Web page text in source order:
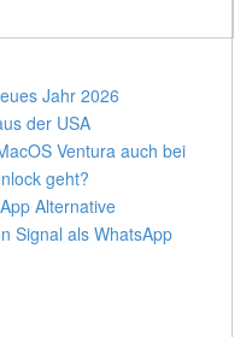
Jahr 2026
der USA
Ventura auch bei
geht?
Alternative
Signal als WhatsApp